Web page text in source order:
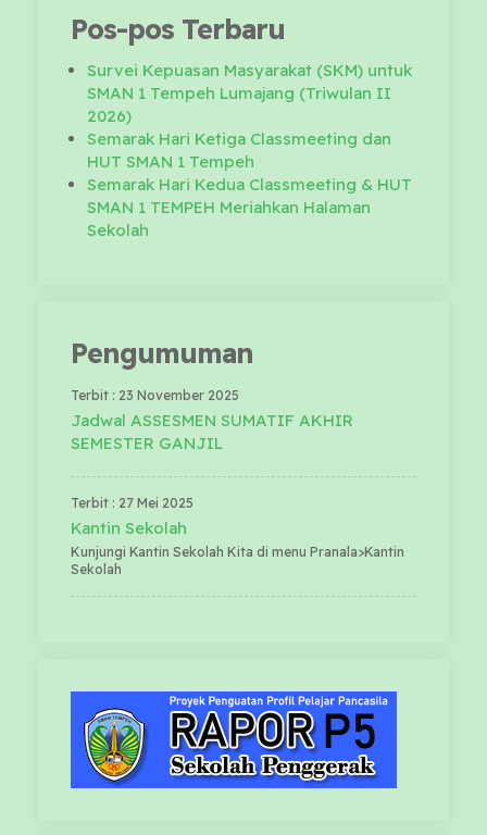
Pos-pos Terbaru
Survei Kepuasan Masyarakat (SKM) untuk
SMAN 1 Tempeh Lumajang (Triwulan II
2026)
Semarak Hari Ketiga Classmeeting dan
HUT SMAN 1 Tempeh
Semarak Hari Kedua Classmeeting & HUT
SMAN 1 TEMPEH Meriahkan Halaman
Sekolah
Pengumuman
Terbit : 23 November 2025
Jadwal ASSESMEN SUMATIF AKHIR
SEMESTER GANJIL
Terbit : 27 Mei 2025
Kantin Sekolah
Kunjungi Kantin Sekolah Kita di menu Pranala>Kantin
Sekolah